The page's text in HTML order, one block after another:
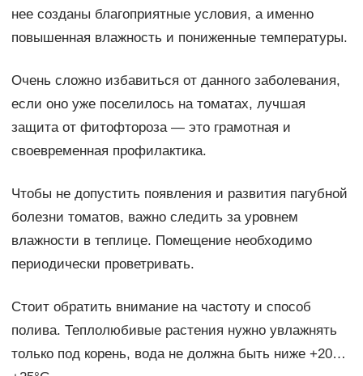
нее созданы благоприятные условия, а именно
повышенная влажность и пониженные температуры.
Очень сложно избавиться от данного заболевания,
если оно уже поселилось на томатах, лучшая
защита от фитофтороза — это грамотная и
своевременная профилактика.
Чтобы не допустить появления и развития пагубной
болезни томатов, важно следить за уровнем
влажности в теплице. Помещение необходимо
периодически проветривать.
Стоит обратить внимание на частоту и способ
полива. Теплолюбивые растения нужно увлажнять
только под корень, вода не должна быть ниже +20…